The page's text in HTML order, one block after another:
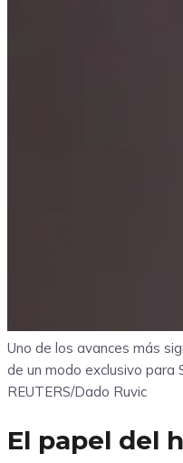
Uno de los avances más
de un modo exclusivo para
REUTERS/Dado Ruvic
El papel del